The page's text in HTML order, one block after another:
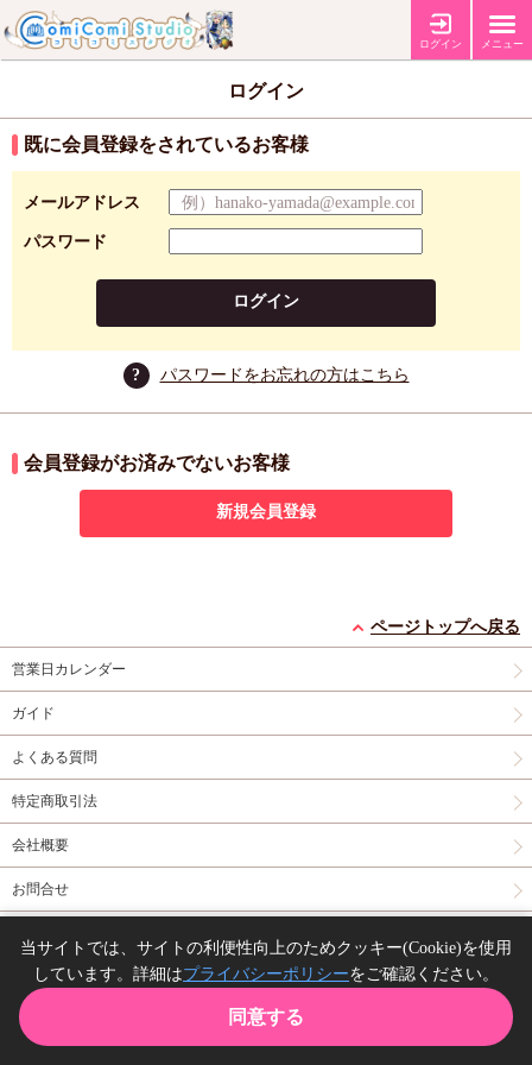
ログイン メニュー
ログイン
既に会員登録をされているお客様
メールアドレス
パスワード
ログイン
? パスワードをお忘れの方はこちら
会員登録がお済みでないお客様
新規会員登録
ページトップへ戻る
営業日カレンダー
ガイド
よくある質問
特定商取引法
会社概要
お問合せ
Copyright(C) comicomi studio. All right reserved.
当サイトでは、サイトの利便性向上のためクッキー(Cookie)を使用
しています。詳細はプライバシーポリシーをご確認ください。
同意する